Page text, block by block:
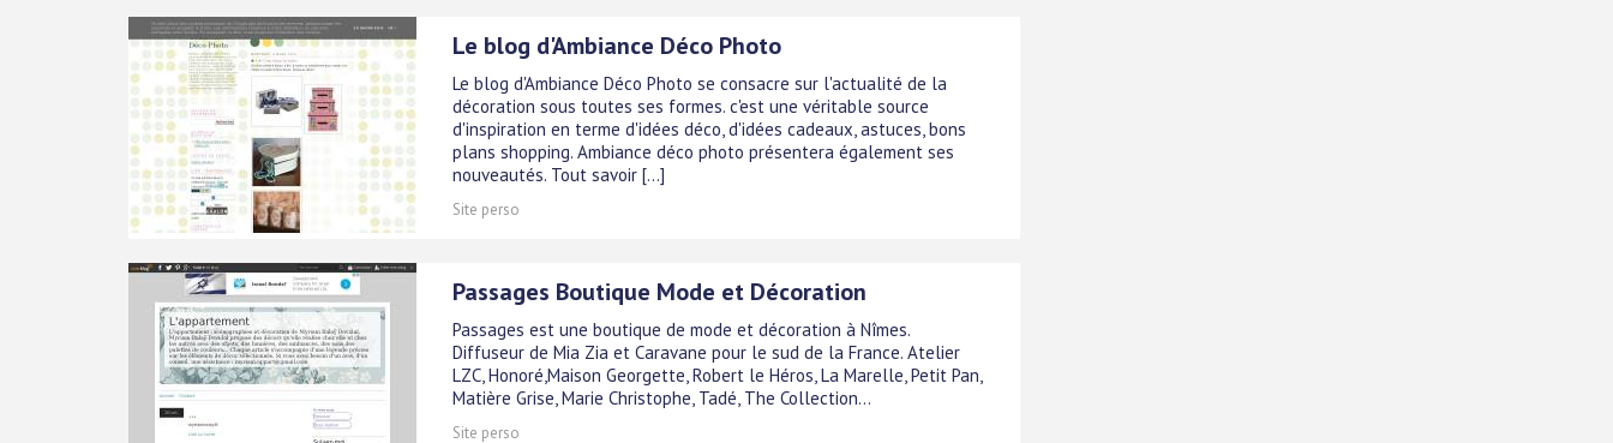
Le blog d'Ambiance Déco Photo
Le blog d'Ambiance Déco Photo se consacre sur l'actualité de la
décoration sous toutes ses formes. c'est une véritable source
d'inspiration en terme d'idées déco, d'idées cadeaux, astuces, bons
plans shopping. Ambiance déco photo présentera également ses
nouveautés. Tout savoir [...]
Site perso
Passages Boutique Mode et Décoration
Passages est une boutique de mode et décoration à Nîmes.
Diffuseur de Mia Zia et Caravane pour le sud de la France. Atelier
LZC, Honoré,Maison Georgette, Robert le Héros, La Marelle, Petit Pan,
Matière Grise, Marie Christophe, Tadé, The Collection...
Site perso